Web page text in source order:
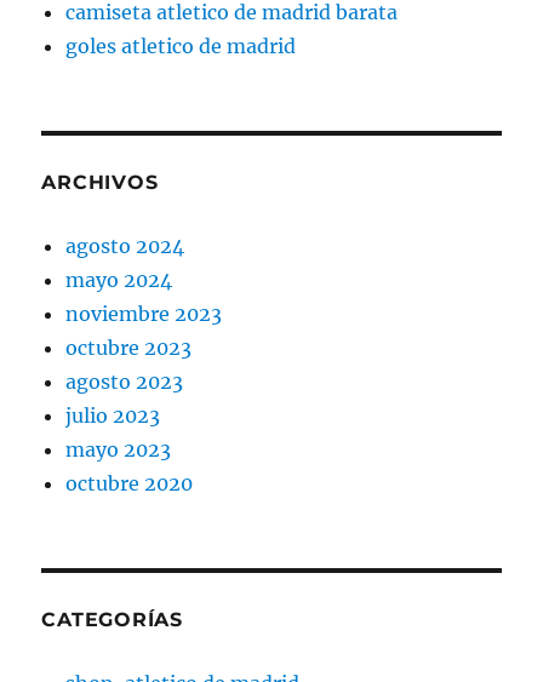
camiseta atletico de madrid barata
goles atletico de madrid
ARCHIVOS
agosto 2024
mayo 2024
noviembre 2023
octubre 2023
agosto 2023
julio 2023
mayo 2023
octubre 2020
CATEGORÍAS